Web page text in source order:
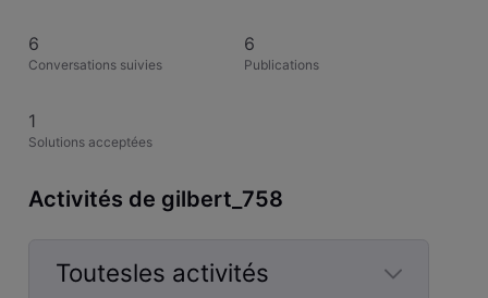
6
Conversations suivies
6
Publications
1
Solutions acceptées
Activités de gilbert_758
Toutesles activités